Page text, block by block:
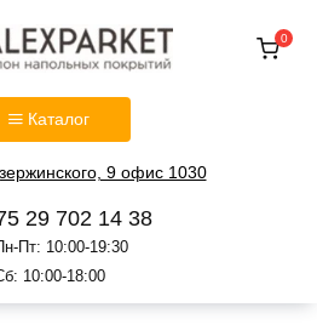
Каталог
9 офис 1030
29 702 14 38
Пт: 10:00-19:30
10:00-18:00
0